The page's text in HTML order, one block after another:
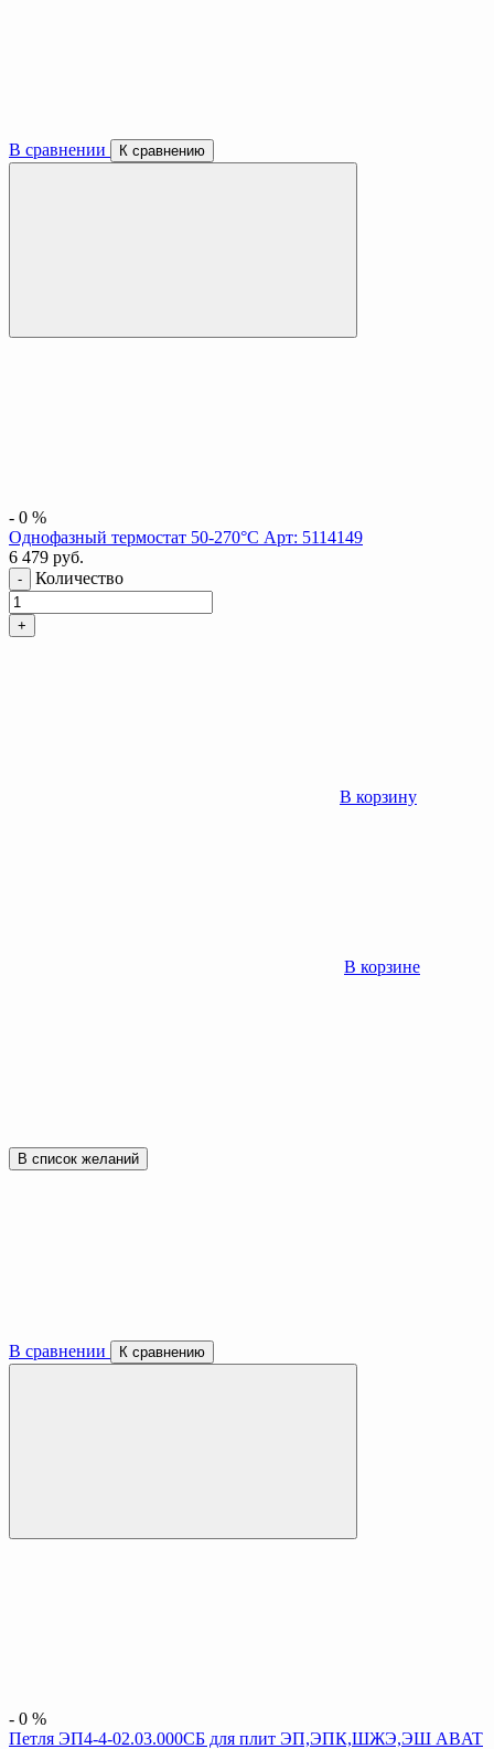
В сравнении К сравнению
- 0 %
Однофазный термостат 50-270°C Арт: 5114149
6 479 руб.
- Количество
+
В корзину
В корзине
В список желаний
В сравнении К сравнению
- 0 %
Петля ЭП4-4-02.03.000СБ для плит ЭП,ЭПК,ШЖЭ,ЭШ ABAT